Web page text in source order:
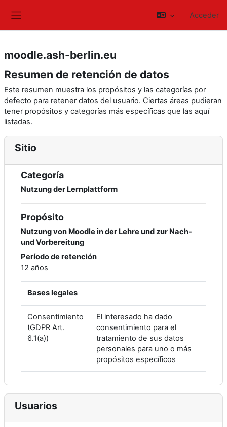
Acceder
moodle.ash-berlin.eu
Resumen de retención de datos
Este resumen muestra los propósitos y las categorías por
defecto para retener datos del usuario. Ciertas áreas pudieran
tener propósitos y categorías más específicas que las aquí
listadas.
Sitio
Categoría
Nutzung der Lernplattform
Propósito
Nutzung von Moodle in der Lehre und zur Nach-
und Vorbereitung
Período de retención
12 años
Bases legales
Consentimiento
(GDPR Art.
6.1(a))
El interesado ha dado
consentimiento para el
tratamiento de sus datos
personales para uno o más
propósitos específicos
Usuarios